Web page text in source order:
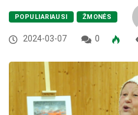
POPULIARIAUSI ŽMONĖS
2024-03-07 0